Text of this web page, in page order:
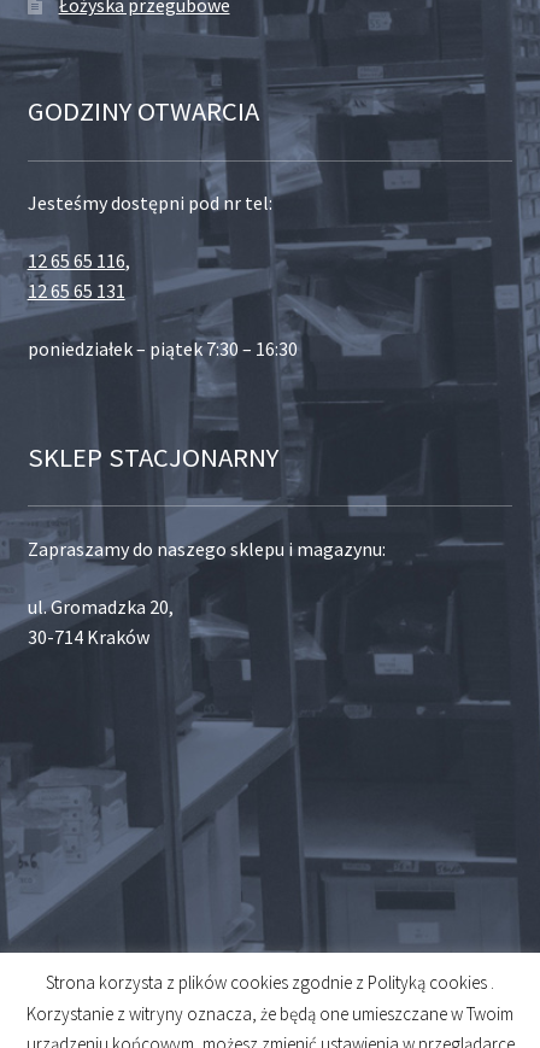
GODZINY OTWARCIA
Jesteśmy dostępni pod nr tel:
12 65 65 116,
12 65 65 131
poniedziałek – piątek 7:30 – 16:30
SKLEP STACJONARNY
Zapraszamy do naszego sklepu i magazynu:
ul. Gromadzka 20,
30-714 Kraków
© 2026
Created byMidero
Strona korzysta z plików cookies zgodnie z Polityką cookies .
Korzystanie z witryny oznacza, że będą one umieszczane w Twoim